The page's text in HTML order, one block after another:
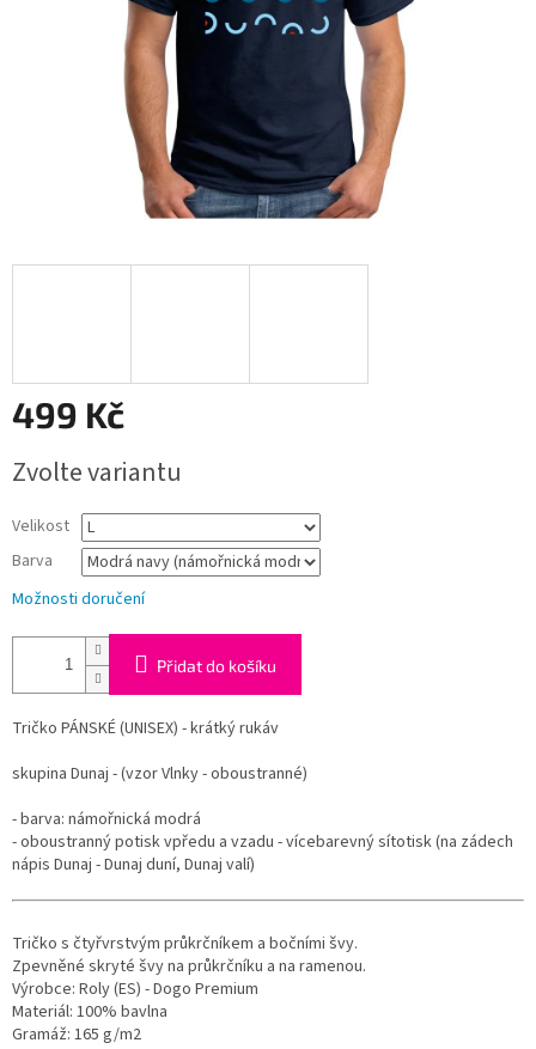
499 Kč
cena:
Zvolte variantu
Velikost
Barva
Možnosti doručení
Přidat do košíku
Tričko PÁNSKÉ (UNISEX) - krátký rukáv
skupina Dunaj - (vzor Vlnky - oboustranné)
- barva: námořnická modrá
- oboustranný potisk vpředu a vzadu - vícebarevný sítotisk (na zádech
nápis Dunaj - Dunaj duní, Dunaj valí)
Tričko s čtyřvrstvým průkrčníkem a bočními švy.
Zpevněné skryté švy na průkrčníku a na ramenou.
Výrobce: Roly (ES) - Dogo Premium
Materiál: 100% bavlna
Gramáž: 165 g/m2